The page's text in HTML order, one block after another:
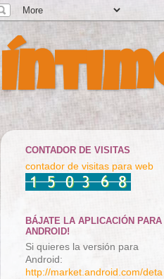
CONTADOR DE VISITAS
contador de visitas para web
BÁJATE LA APLICACIÓN PARA
ANDROID!
Si quieres la versión para
Android:
http://market.android.com/deta